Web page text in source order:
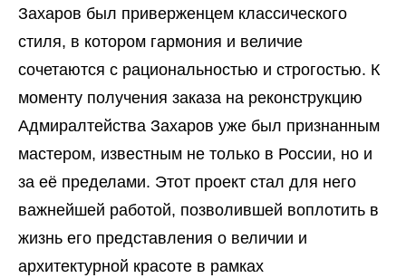
Захаров был приверженцем классического
стиля, в котором гармония и величие
сочетаются с рациональностью и строгостью. К
моменту получения заказа на реконструкцию
Адмиралтейства Захаров уже был признанным
мастером, известным не только в России, но и
за её пределами. Этот проект стал для него
важнейшей работой, позволившей воплотить в
жизнь его представления о величии и
архитектурной красоте в рамках